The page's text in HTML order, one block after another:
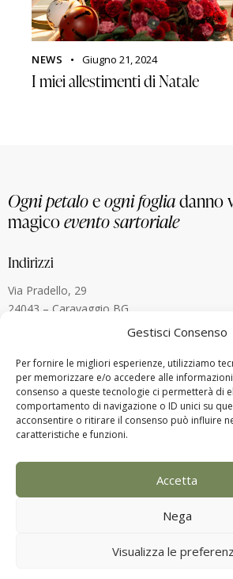
Gestisci Consenso
Per fornire le migliori esperienze, utilizziamo
per memorizzare e/o accedere alle
consenso a queste tecnologie ci permetterà di
comportamento di navigazione o ID unici su
acconsentire o ritirare il consenso può influire
caratteristiche e funzioni.
Accetta
Nega
Visualizza le
NEWS Giugno 21, 2024
I miei allestimenti di Natale
Ogni petaloeogni fogliadanno
magicoevento sartoriale
Indirizzi
Via Pradello, 29
24043 – Caravaggio BG
Umbertide – 06019 (PG)
Contatti
alberto.menegardi@gmail.com
+39 338 880 8773
2025 © Alberto Menegardi – P.IVA: